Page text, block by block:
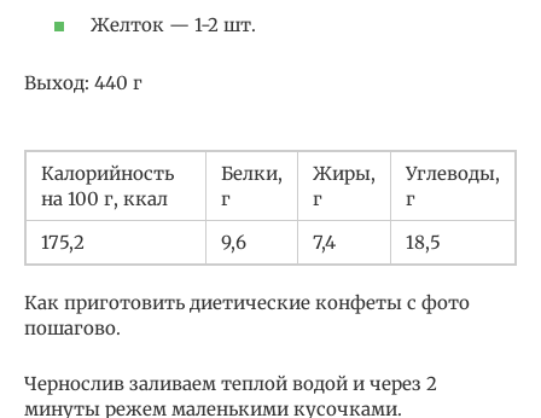
Желток — 1-2 шт.
Выход: 440 г
Калорийность
на 100 г, ккал
Белки,
г
Жиры,
г
Углеводы,
г
175,2
9,6 7,4 18,5
Как приготовить диетические конфеты с фото
пошагово.
Чернослив заливаем теплой водой и через 2
минуты режем маленькими кусочками.